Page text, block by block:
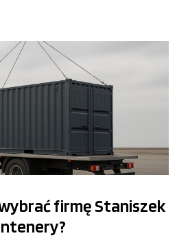
firmę Staniszek